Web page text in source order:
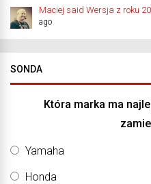
Maciej said Wersja z roku
ago
SONDA
Która marka ma
Yamaha
Honda